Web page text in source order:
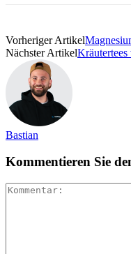
Vorheriger Artikel
Nächster Artikel
Bastian
Kommentieren Sie